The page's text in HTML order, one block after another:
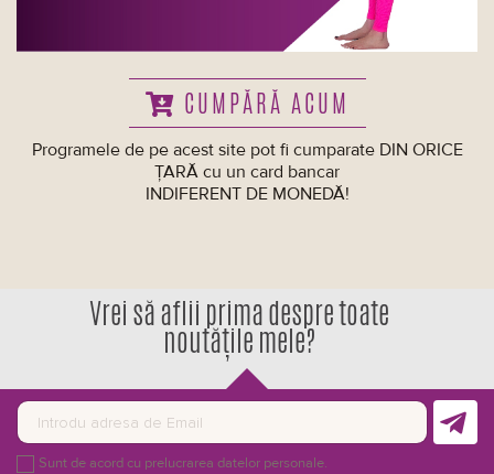
CUMPĂRĂ ACUM
Programele de pe acest site pot fi cumparate DIN ORICE
ȚARĂ cu un card bancar
INDIFERENT DE MONEDĂ!
Vrei să aflii prima despre toate
noutățile mele?
Sunt de acord cu prelucrarea datelor personale.